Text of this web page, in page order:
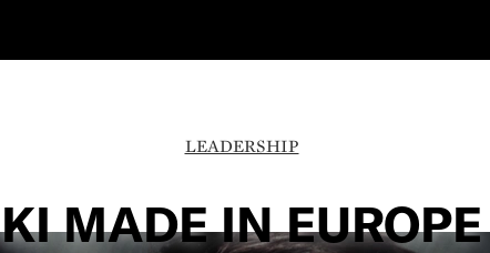
LEADERSHIP
KI MADE IN EUROPE